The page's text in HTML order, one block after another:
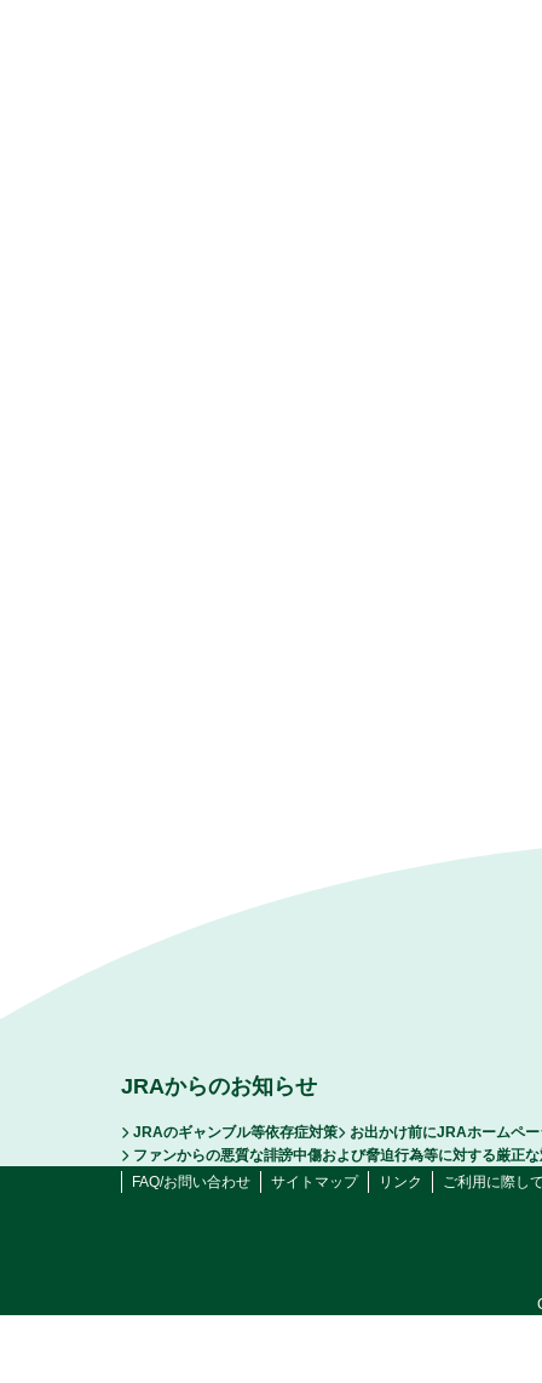
JRAからのお知らせ
JRAのギャンブル等依存症対策
お出かけ前にJRAホームペ
ファンからの悪質な誹謗中傷および脅迫行為等に対する厳正
FAQ/お問い合わせ
サイトマップ リンク ご利用に際し